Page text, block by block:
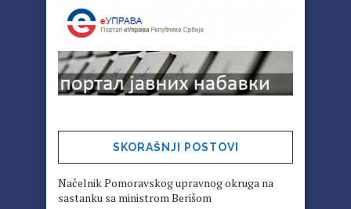
SKORAŠNJI POSTOVI
Načelnik Pomoravskog upravnog okruga na
sastanku sa ministrom Berišom